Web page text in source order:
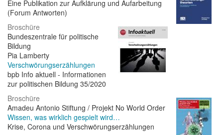
Eine Publikation zur Aufklärung und Aufarbeitung
(Forum Antworten)
Broschüre
Bundeszentrale für politische
Bildung
Pia Lamberty
Verschwörungserzählungen
bpb Info aktuell - Informationen
zur politischen Bildung 35/2020
Broschüre
Amadeu Antonio Stiftung / Projekt No World Order
Wissen, was wirklich gespielt wird…
Krise, Corona und Verschwörungserzählungen